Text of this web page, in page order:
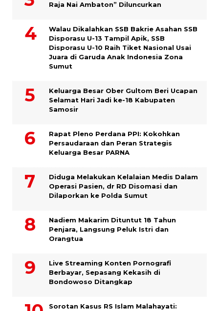
Raja Nai Ambaton” Diluncurkan
Walau Dikalahkan SSB Bakrie Asahan SSB
Disporasu U-13 Tampil Apik, SSB
Disporasu U-10 Raih Tiket Nasional Usai
Juara di Garuda Anak Indonesia Zona
Sumut
Keluarga Besar Ober Gultom Beri Ucapan
Selamat Hari Jadi ke-18 Kabupaten
Samosir
Rapat Pleno Perdana PPI: Kokohkan
Persaudaraan dan Peran Strategis
Keluarga Besar PARNA
Diduga Melakukan Kelalaian Medis Dalam
Operasi Pasien, dr RD Disomasi dan
Dilaporkan ke Polda Sumut
​Nadiem Makarim Dituntut 18 Tahun
Penjara, Langsung Peluk Istri dan
Orangtua
Live Streaming Konten Pornografi
Berbayar, Sepasang Kekasih di
Bondowoso Ditangkap
Sorotan Kasus RS Islam Malahayati: